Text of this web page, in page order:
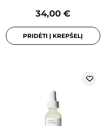
34,00 €
PRIDĖTI Į KREPŠELĮ